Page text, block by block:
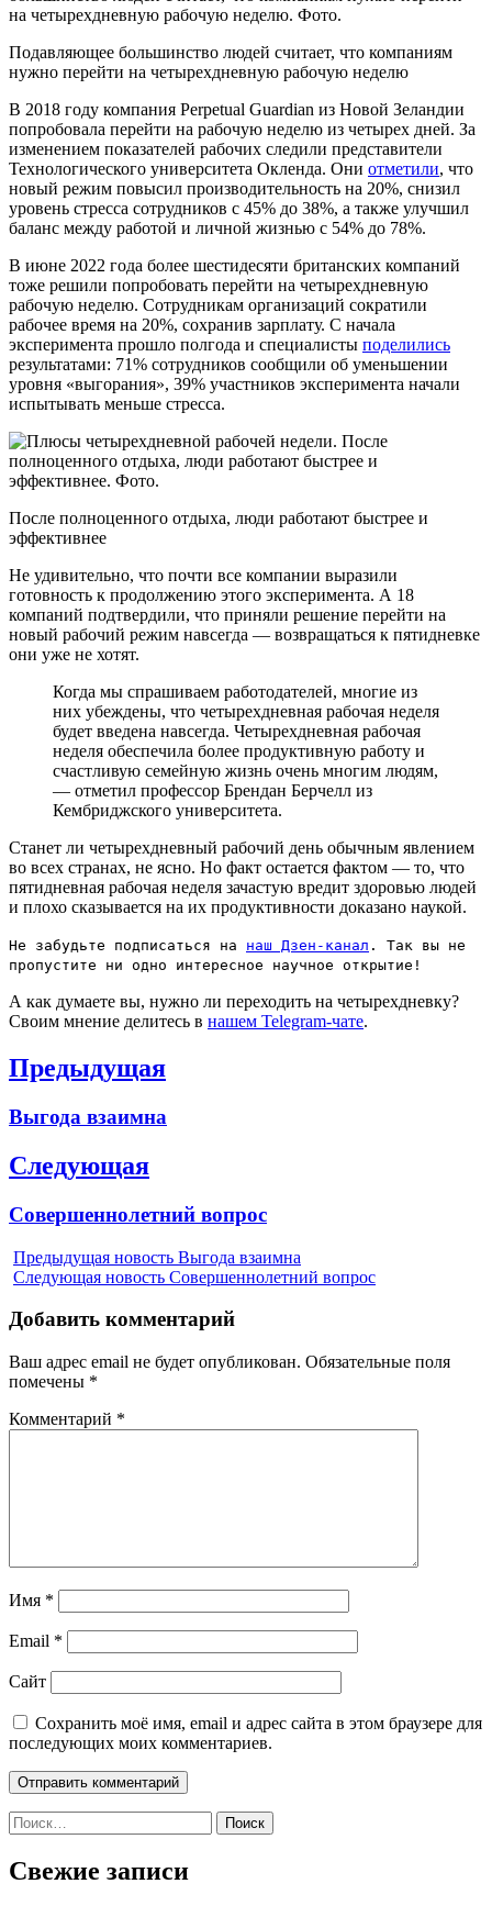
Подавляющее большинство людей считает, что компаниям
нужно перейти на четырехдневную рабочую неделю
В 2018 году компания Perpetual Guardian из Новой Зеландии
попробовала перейти на рабочую неделю из четырех дней. За
изменением показателей рабочих следили представители
Технологического университета Окленда. Они отметили, что
новый режим повысил производительность на 20%, снизил
уровень стресса сотрудников с 45% до 38%, а также улучшил
баланс между работой и личной жизнью с 54% до 78%.
В июне 2022 года более шестидесяти британских компаний
тоже решили попробовать перейти на четырехдневную
рабочую неделю. Сотрудникам организаций сократили
рабочее время на 20%, сохранив зарплату. С начала
эксперимента прошло полгода и специалисты поделились
результатами: 71% сотрудников сообщили об уменьшении
уровня «выгорания», 39% участников эксперимента начали
испытывать меньше стресса.
После полноценного отдыха, люди работают быстрее и
эффективнее
Не удивительно, что почти все компании выразили
готовность к продолжению этого эксперимента. А 18
компаний подтвердили, что приняли решение перейти на
новый рабочий режим навсегда — возвращаться к пятидневке
они уже не хотят.
Когда мы спрашиваем работодателей, многие из
них убеждены, что четырехдневная рабочая неделя
будет введена навсегда. Четырехдневная рабочая
неделя обеспечила более продуктивную работу и
счастливую семейную жизнь очень многим людям,
— отметил профессор Брендан Берчелл из
Кембриджского университета.
Станет ли четырехдневный рабочий день обычным явлением
во всех странах, не ясно. Но факт остается фактом — то, что
пятидневная рабочая неделя зачастую вредит здоровью людей
и плохо сказывается на их продуктивности доказано наукой.
Не забудьте подписаться на наш Дзен-канал . Так вы не
пропустите ни одно интересное научное открытие!
А как думаете вы, нужно ли переходить на четырехдневку?
Своим мнение делитесь в нашем Telegram-чате.
Навигация
записям
Предыдущая
Previous
Выгода взаимна
Следующая
Next
Совершеннолетний вопрос
Предыдущая новость Выгода взаимна
Следующая новость Совершеннолетний вопрос
Добавить комментарий
Ваш адрес email не будет опубликован. Обязательные поля
помечены *
Комментарий *
Имя *
Email *
Сайт
Сохранить моё имя, email и адрес сайта в этом браузере для
последующих моих комментариев.
Найти:
Свежие записи